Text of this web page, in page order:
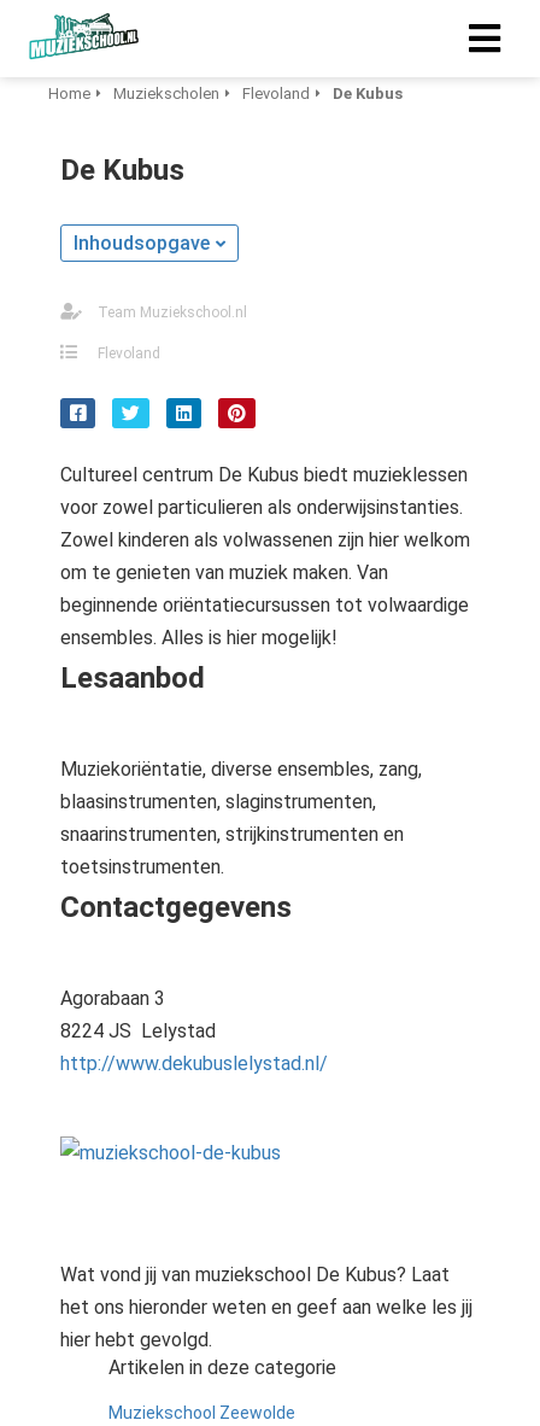
Home Muziekscholen Flevoland De Kubus
De Kubus
Inhoudsopgave
Team Muziekschool.nl
Flevoland
Cultureel centrum De Kubus biedt muzieklessen
voor zowel particulieren als onderwijsinstanties.
Zowel kinderen als volwassenen zijn hier welkom
om te genieten van muziek maken. Van
beginnende oriëntatiecursussen tot volwaardige
ensembles. Alles is hier mogelijk!
Lesaanbod
Muziekoriëntatie, diverse ensembles, zang,
blaasinstrumenten, slaginstrumenten,
snaarinstrumenten, strijkinstrumenten en
toetsinstrumenten.
Contactgegevens
Agorabaan 3
8224 JS Lelystad
http://www.dekubuslelystad.nl/
Wat vond jij van muziekschool De Kubus? Laat
het ons hieronder weten en geef aan welke les jij
hier hebt gevolgd.
Artikelen in deze categorie
Muziekschool Zeewolde